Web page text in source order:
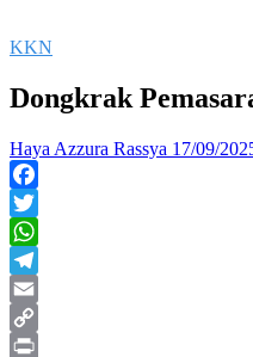
KKN
Dongkrak
Haya Azzura Rassya 17/09/
Facebook
Twitter
WhatsApp
Telegram
Email
Copy